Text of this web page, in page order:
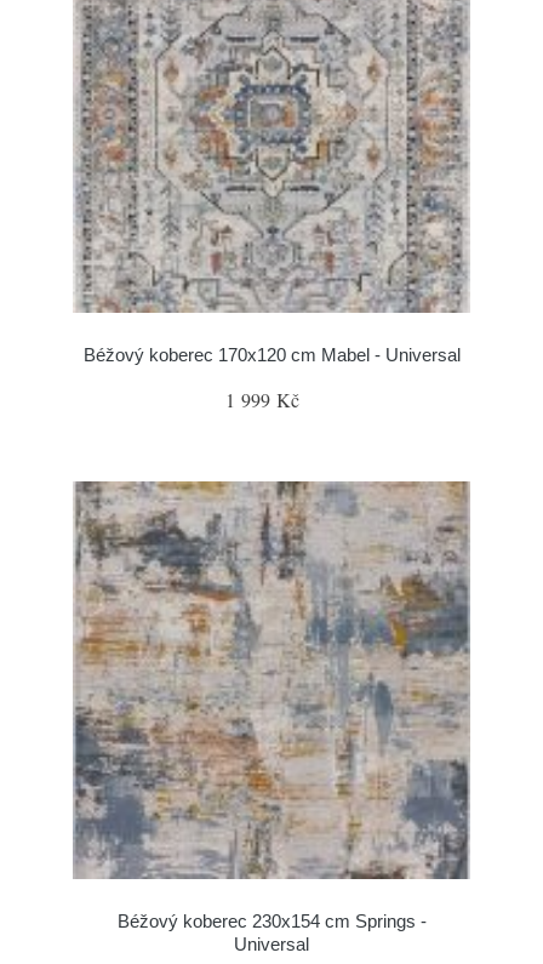
Béžový koberec 170x120 cm Mabel - Universal
1 999 Kč
Béžový koberec 230x154 cm Springs -
Universal